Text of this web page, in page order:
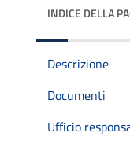
INDICE DELLA
Descrizione
Documenti
Ufficio